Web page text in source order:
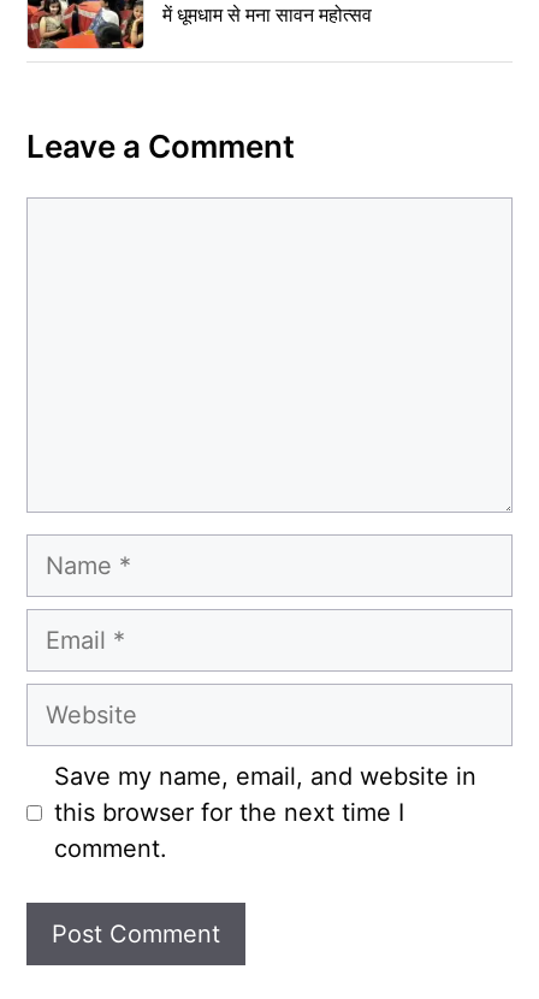
में धूमधाम से मना सावन महोत्सव
Leave a Comment
Name
Email
Website
Save my name, email, and website in
this browser for the next time I
comment.